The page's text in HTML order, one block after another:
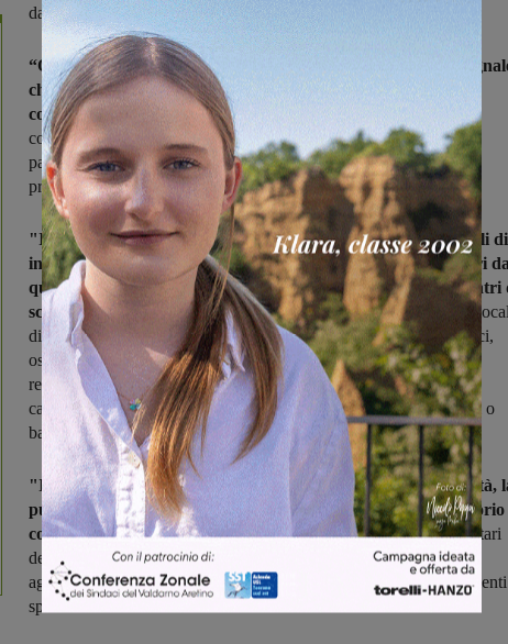
dalla Direzione Nazionale Antimafia".
“Questa mattina abbiamo dato un segnale importante, un
che è partito dalla sensibilità di molti amministratori locali" –
commenta Simona Neri– "E grazie ad Anci è stato possibile
coordinare fino a raggiungere tutto il territorio toscano con la
partecipazione attiva di tanti assessori, consiglieri, e la presenza
preziosa e costante degli operatori della sanità e del terzo settore".
"In sintesi il regolamento comunale consentirà agli Enti Locali di
inserire ulteriori luoghi sensibili all’interno dei propri territori
quali mantenere la distanza di 500 metri per l'apertura di centri
scommesse e di spazi per il giococon vincita in denaro, oltre ai
di proprietà comunale, oratori, biblioteche, musei, giardini pubblici,
ospedali, ambulatori medici, centri di primo soccorso, centri di
recupero psichico e motorio, case di cura, strutture ricettive per
categorie protette, fermate del pubblico trasporto, sportelli bancari o
bancomat, agenzie di prestiti e pegni, “compro-oro”.
"Inoltre viene vietata, in qualunque forma e qualsiasi modalità,
pubblicità di prodotti di gioco pubblico nell’ambito del territorio
comunale.Si prevede la possibilità di escludere i soggetti destinatari
del presente regolamento dagli eventuali benefici (patrocini,
agevolazioni, contributi) concessi dai Comuni con propri regolamenti
specifici in materia".